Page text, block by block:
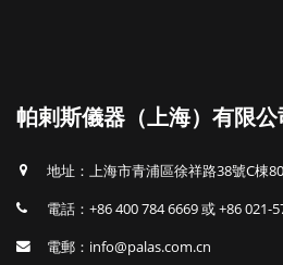
帕剌斯儀器（上海）有限公
地址：上海市青浦區徐祥路38號C棟
電話：+86 400 784 6669 或 +86 021-
電郵：info@palas.com.cn